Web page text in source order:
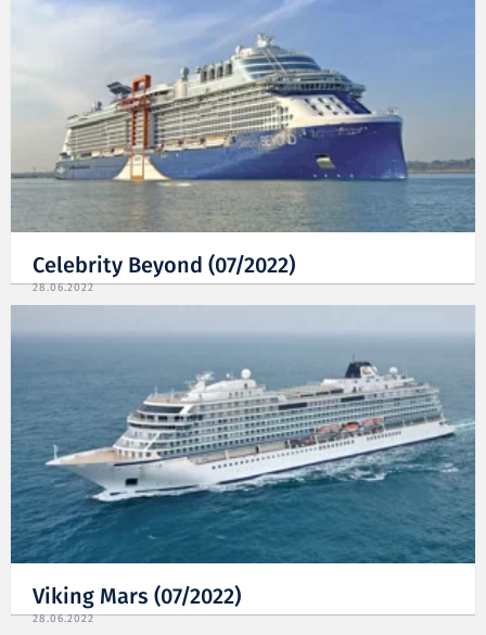
Celebrity Beyond (07/2022)
28.06.2022
Viking Mars (07/2022)
28.06.2022